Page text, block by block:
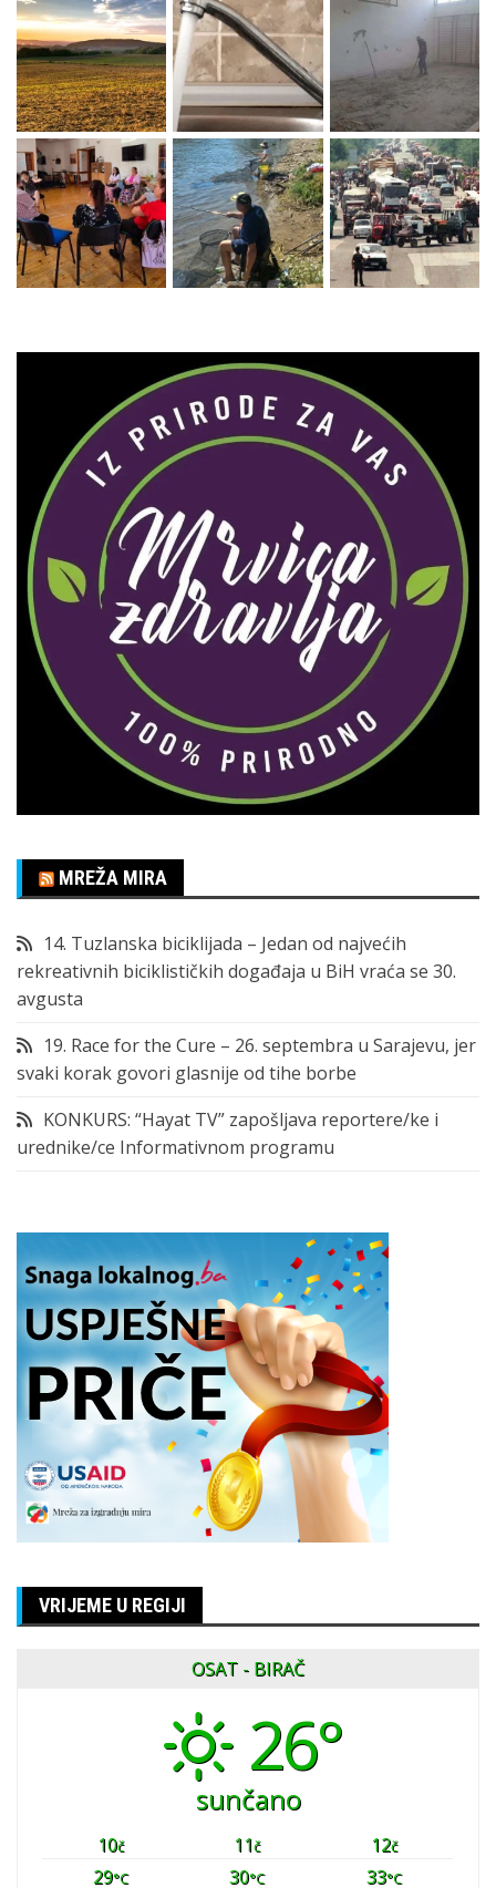
MREŽA MIRA
14. Tuzlanska biciklijada – Jedan od najvećih
rekreativnih biciklističkih događaja u BiH vraća se 30.
avgusta
19. Race for the Cure – 26. septembra u Sarajevu, jer
svaki korak govori glasnije od tihe borbe
KONKURS: “Hayat TV” zapošljava reportere/ke i
urednike/ce Informativnom programu
VRIJEME U REGIJI
OSAT - BIRAČ
26°
sunčano
10č 11č 12č
29°C 30°C 33°C